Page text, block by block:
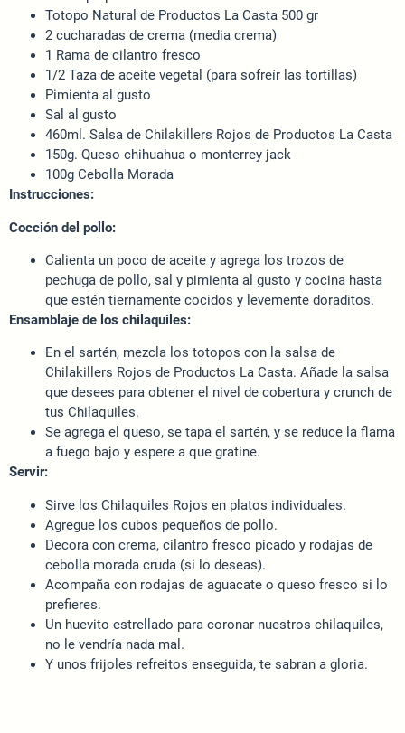
Totopo Natural de Productos La Casta 500 gr
2 cucharadas de crema (media crema)
1 Rama de cilantro fresco
1/2 Taza de aceite vegetal (para sofreír las tortillas)
Pimienta al gusto
Sal al gusto
460ml. Salsa de Chilakillers Rojos de Productos La Casta
150g. Queso chihuahua o monterrey jack
100g Cebolla Morada
Instrucciones:
Cocción del pollo:
Calienta un poco de aceite y agrega los trozos de
pechuga de pollo, sal y pimienta al gusto y cocina hasta
que estén tiernamente cocidos y levemente doraditos.
Ensamblaje de los chilaquiles:
En el sartén, mezcla los totopos con la salsa de
Chilakillers Rojos de Productos La Casta. Añade la salsa
que desees para obtener el nivel de cobertura y crunch de
tus Chilaquiles.
Se agrega el queso, se tapa el sartén, y se reduce la flama
a fuego bajo y espere a que gratine.
Servir:
Sirve los Chilaquiles Rojos en platos individuales.
Agregue los cubos pequeños de pollo.
Decora con crema, cilantro fresco picado y rodajas de
cebolla morada cruda (si lo deseas).
Acompaña con rodajas de aguacate o queso fresco si lo
prefieres.
Un huevito estrellado para coronar nuestros chilaquiles,
no le vendría nada mal.
Y unos frijoles refreitos enseguida, te sabran a gloria.